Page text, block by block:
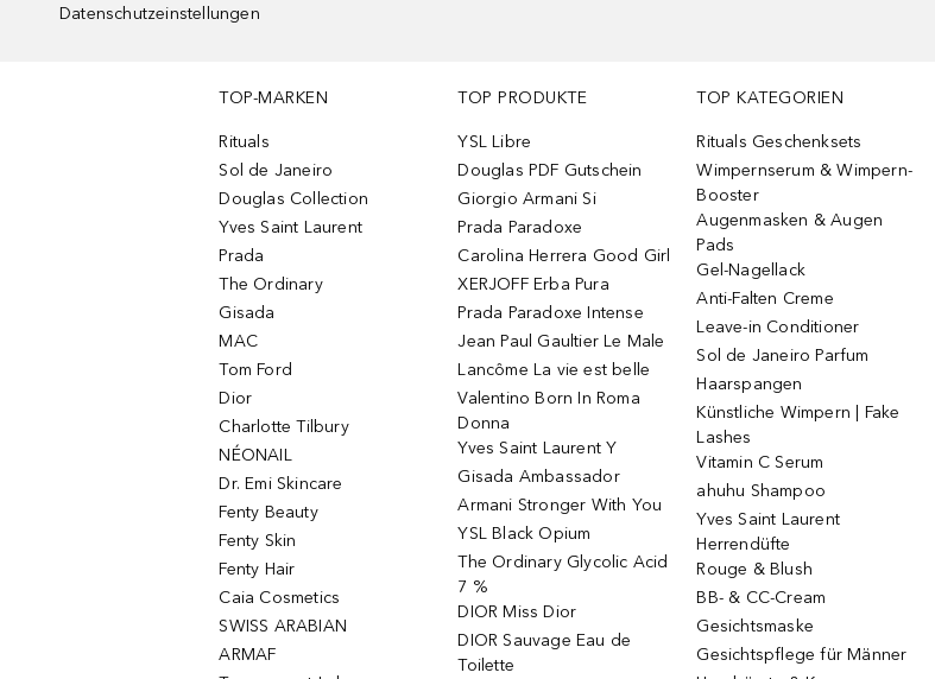
Datenschutzeinstellungen
TOP-MARKEN
Rituals
Sol de Janeiro
Douglas Collection
Yves Saint Laurent
Prada
The Ordinary
Gisada
MAC
Tom Ford
Dior
Charlotte Tilbury
NÉONAIL
Dr. Emi Skincare
Fenty Beauty
Fenty Skin
Fenty Hair
Caia Cosmetics
SWISS ARABIAN
ARMAF
TOP PRODUKTE
YSL Libre
Douglas PDF Gutschein
Giorgio Armani Si
Prada Paradoxe
Carolina Herrera Good Girl
XERJOFF Erba Pura
Prada Paradoxe Intense
Jean Paul Gaultier Le Male
Lancôme La vie est belle
Valentino Born In Roma
Donna
Yves Saint Laurent Y
Gisada Ambassador
Armani Stronger With You
YSL Black Opium
The Ordinary Glycolic Acid
7 %
DIOR Miss Dior
DIOR Sauvage Eau de
Toilette
TOP KATEGORIEN
Rituals Geschenksets
Wimpernserum & Wimpern-
Booster
Augenmasken & Augen
Pads
Gel-Nagellack
Anti-Falten Creme
Leave-in Conditioner
Sol de Janeiro Parfum
Haarspangen
Künstliche Wimpern | Fake
Lashes
Vitamin C Serum
ahuhu Shampoo
Yves Saint Laurent
Herrendüfte
Rouge & Blush
BB- & CC-Cream
Gesichtsmaske
Gesichtspflege für Männer